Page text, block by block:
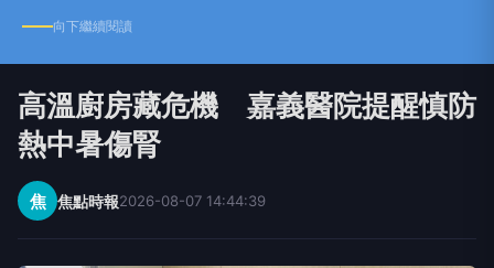
向下繼續閱讀
高溫廚房藏危機 嘉義醫院提醒慎防
熱中暑傷腎
焦 焦點時報2026-08-07 14:44:39